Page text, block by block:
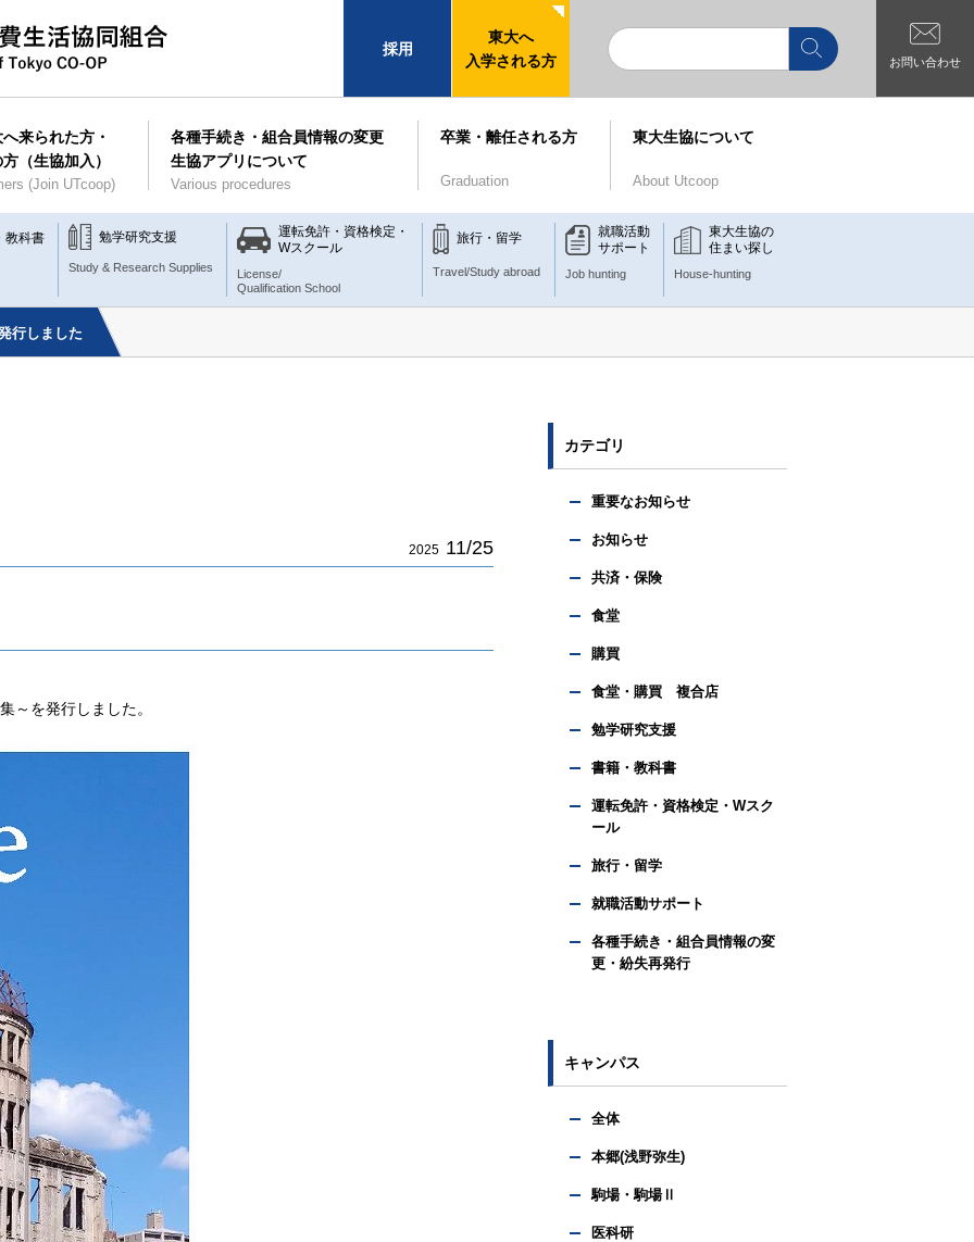
採用
東大へ
入学される方
お問い合わせ
来られた方・
（生協加入）
(Join UTcoop)
各種手続き・組合員情報の変更
生協アプリについて
Various procedures
卒業・離任される方
Graduation
東大生協について
About Utcoop
教科書 勉学研究支援
Study & Research Supplies
運転免許・資格検定・
Wスクール
License/
Qualification School
旅行・留学
Travel/Study abroad
就職活動
サポート
Job hunting
東大生協の
住まい探し
House-hunting
行しました
2025 11/25
～を発行しました。
カテゴリ
重要なお知らせ
お知らせ
共済・保険
食堂
購買
食堂・購買 複合店
勉学研究支援
書籍・教科書
運転免許・資格検定・Wスク
ール
旅行・留学
就職活動サポート
各種手続き・組合員情報の変
更・紛失再発行
キャンパス
全体
本郷(浅野弥生)
駒場・駒場Ⅱ
医科研